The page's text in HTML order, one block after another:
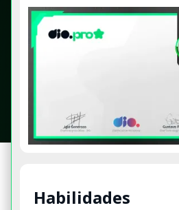
Habilidades